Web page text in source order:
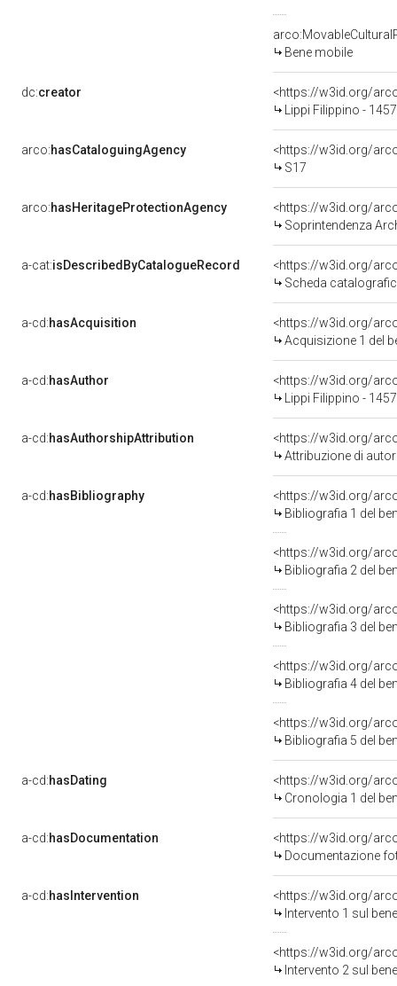
Bene mobile
dc:creator
<https://w3id.org/
Lippi Filippino -
arco:hasCataloguingAgency
<https://w3id.org/
S17
arco:hasHeritageProtectionAgency
<https://w3id.org/
Soprintendenza
a-cat:isDescribedByCatalogueRecord
<https://w3id.org/
Scheda
a-cd:hasAcquisition
<https://w3id.org/
Acquisizione 1 del
a-cd:hasAuthor
<https://w3id.org/
Lippi Filippino -
a-cd:hasAuthorshipAttribution
<https://w3id.org/
Attribuzione di
a-cd:hasBibliography
<https://w3id.org/
Bibliografia 1 del
<https://w3id.org/
Bibliografia 2 del
<https://w3id.org/
Bibliografia 3 del
<https://w3id.org/
Bibliografia 4 del
<https://w3id.org/
Bibliografia 5 del
a-cd:hasDating
<https://w3id.org/
Cronologia 1 del
a-cd:hasDocumentation
Documentazione
a-cd:hasIntervention
<https://w3id.org/
Intervento 1 sul
<https://w3id.org/
Intervento 2 sul